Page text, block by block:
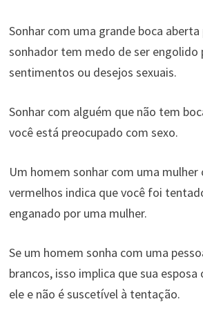
Sonhar com uma grande boca
sonhador tem medo de ser
sentimentos ou desejos sexuais.
Sonhar com alguém que não tem
você está preocupado com sexo.
Um homem sonhar com uma mulher
vermelhos indica que você foi
enganado por uma mulher.
Se um homem sonha com uma
brancos, isso implica que sua
ele e não é suscetível à tentação.